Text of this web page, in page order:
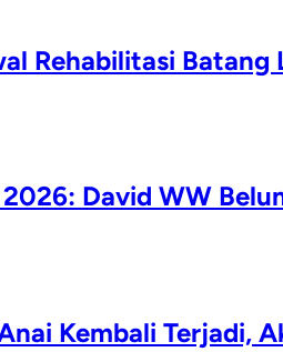
Rehabilitasi Batang
David WW
Kembali Terjadi,